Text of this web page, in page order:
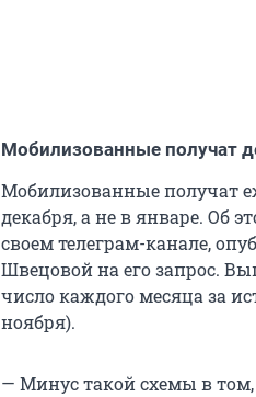
Мобилизованные получат
Мобилизованные получат
декабря, а не в январе. Об
своем телеграм-канале,
Швецовой на его запрос.
число каждого месяца за
ноября).
— Минус такой схемы в